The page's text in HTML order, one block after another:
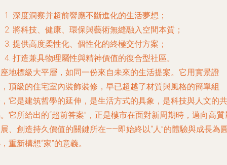
深度洞察并超前響應不斷進化的生活夢想；
將科技、健康、環保與藝術無縫融入空間本質；
提供高度柔性化、個性化的終極交付方案；
打造兼具物理屬性與精神價值的復合型社區。
地標級大平層，如同一份來自未來的生活提案。它用實景證
頂級的住宅室內裝飾裝修，早已超越了材質與風格的簡單組
它是建筑哲學的延伸，是生活方式的具象，是科技與人文的共
它所給出的“超前答案”，正是樓市在面對新周期時，邁向高質
、創造持久價值的關鍵所在——即始終以“人”的體驗與成長為
重新構想“家”的意義。